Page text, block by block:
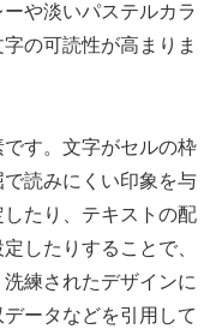
や淡いパステルカラ
の可読性が高まりま
す。文字がセルの枠
読みにくい印象を与
たり、テキストの配
したりすることで、
練されたデザインに
ータなどを引用して